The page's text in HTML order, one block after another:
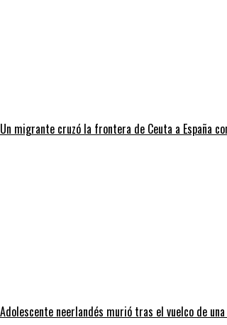
Un migrante cruzó la frontera de Ceuta a España
Adolescente neerlandés murió tras el vuelco de